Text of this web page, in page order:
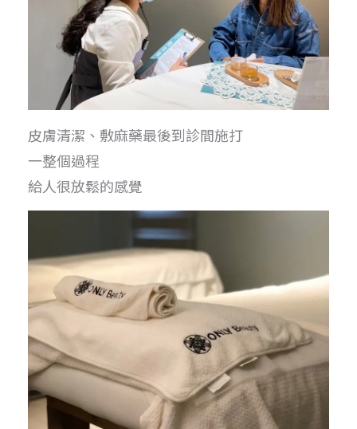
皮膚清潔、敷麻藥最後到診間施打
一整個過程
給人很放鬆的感覺